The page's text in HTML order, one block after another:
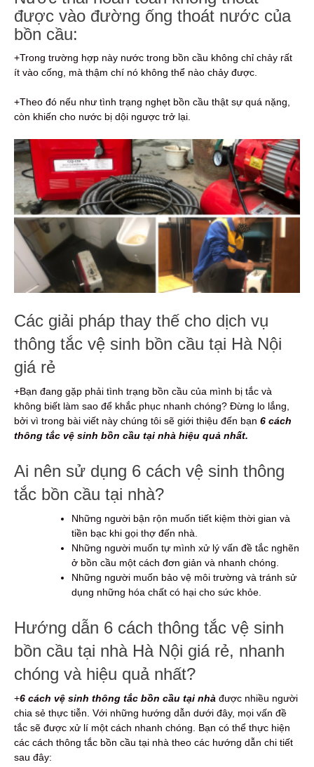
được vào đường ống thoát nước của
bồn cầu:
+Trong trường hợp này nước trong bồn cầu không chỉ chảy rất
ít vào cống, mà thậm chí nó không thể nào chảy được.
+Theo đó nếu như tình trạng nghẹt bồn cầu thật sự quá nặng,
còn khiến cho nước bị dội ngược trở lại.
Các giải pháp thay thế cho dịch vụ
thông tắc vệ sinh bồn cầu tại Hà Nội
giá rẻ
+Bạn đang gặp phải tình trạng bồn cầu của mình bị tắc và
không biết làm sao để khắc phục nhanh chóng? Đừng lo lắng,
bởi vì trong bài viết này chúng tôi sẽ giới thiệu đến bạn 6 cách
thông tắc vệ sinh bồn cầu tại nhà hiệu quả nhất.
Ai nên sử dụng 6 cách vệ sinh thông
tắc bồn cầu tại nhà?
Những người bận rộn muốn tiết kiệm thời gian và
tiền bạc khi gọi thợ đến nhà.
Những người muốn tự mình xử lý vấn đề tắc nghẽn
ở bồn cầu một cách đơn giản và nhanh chóng.
Những người muốn bảo vệ môi trường và tránh sử
dụng những hóa chất có hại cho sức khỏe.
Hướng dẫn 6 cách thông tắc vệ sinh
bồn cầu tại nhà Hà Nội giá rẻ, nhanh
chóng và hiệu quả nhất?
+6 cách vệ sinh thông tắc bồn cầu tại nhà được nhiều người
chia sẻ thực tiễn. Với những hướng dẫn dưới đây, mọi vấn đề
tắc sẽ được xử lí một cách nhanh chóng. Bạn có thể thực hiện
các cách thông tắc bồn cầu tại nhà theo các hướng dẫn chi tiết
sau đây: